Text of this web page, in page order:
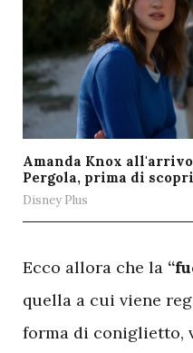
Amanda Knox
Pergola, prima di
Disney Plus
Ecco allora che la
quella a cui viene
forma di coniglietto,